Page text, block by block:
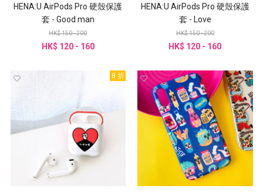
HENA:U AirPods Pro 硬殼保護
套 - Good man
HK$ 150 - 200
HK$ 120 - 160
HENA:U AirPods Pro 硬殼保護
套 - Love
HK$ 150 - 200
HK$ 120 - 160
8 折